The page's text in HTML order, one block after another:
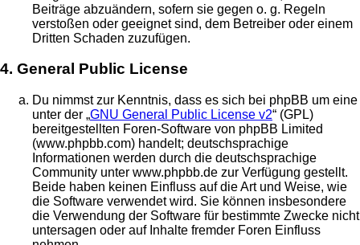
Beiträge abzuändern, sofern sie gegen o. g. Regeln
verstoßen oder geeignet sind, dem Betreiber oder einem
Dritten Schaden zuzufügen.
4. General Public License
Du nimmst zur Kenntnis, dass es sich bei phpBB um eine
unter der „GNU General Public License v2“ (GPL)
bereitgestellten Foren-Software von phpBB Limited
(www.phpbb.com) handelt; deutschsprachige
Informationen werden durch die deutschsprachige
Community unter www.phpbb.de zur Verfügung gestellt.
Beide haben keinen Einfluss auf die Art und Weise, wie
die Software verwendet wird. Sie können insbesondere
die Verwendung der Software für bestimmte Zwecke nicht
untersagen oder auf Inhalte fremder Foren Einfluss